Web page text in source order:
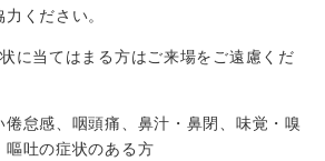
ください。
に当てはまる⽅はご来場をご遠慮くだ
倦怠感、咽頭痛、⿐汁・⿐閉、味覚・嗅
嘔吐の症状のある⽅